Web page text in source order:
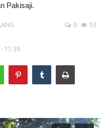
Pakisaji.
11:38
0 53